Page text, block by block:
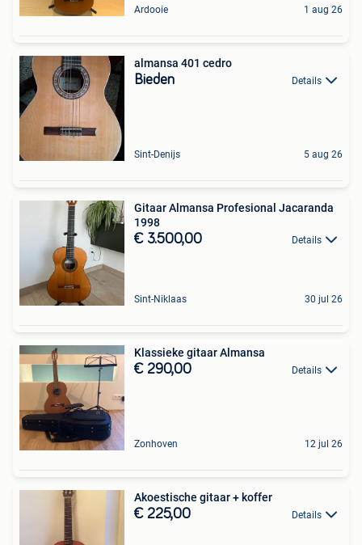
Ardooie 1 aug 26
almansa 401 cedro
Bieden Details
Sint-Denijs 5 aug 26
Gitaar Almansa Profesional Jacaranda
1998
€ 3.500,00 Details
Sint-Niklaas 30 jul 26
Klassieke gitaar Almansa
€ 290,00 Details
Zonhoven 12 jul 26
Akoestische gitaar + koffer
€ 225,00 Details